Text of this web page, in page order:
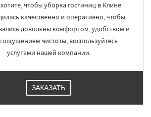
чтобы уборка гостиниц в Клине
качественно и оперативно, чтобы
довольны комфортом, удобством и
чистоты, воспользуйтесь
услугами нашей компании.
ЗАКАЗАТЬ